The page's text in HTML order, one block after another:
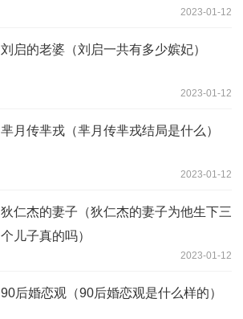
2023-01-12
刘启的老婆（刘启一共有多少嫔妃）
2023-01-12
芈月传芈戎（芈月传芈戎结局是什么）
2023-01-12
狄仁杰的妻子（狄仁杰的妻子为他生下三
个儿子真的吗）
2023-01-12
90后婚恋观（90后婚恋观是什么样的）